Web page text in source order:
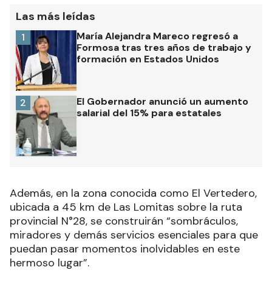
Las más leídas
María Alejandra Mareco regresó a
Formosa tras tres años de trabajo y
formación en Estados Unidos
1
El Gobernador anunció un aumento
salarial del 15% para estatales
2
Además, en la zona conocida como El Vertedero,
ubicada a 45 km de Las Lomitas sobre la ruta
provincial N°28, se construirán “sombráculos,
miradores y demás servicios esenciales para que
puedan pasar momentos inolvidables en este
hermoso lugar”.